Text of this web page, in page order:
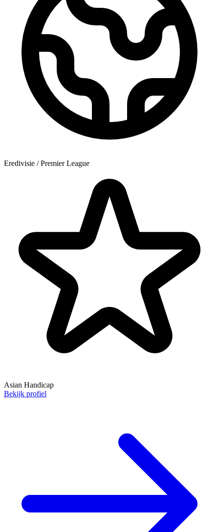
Eredivisie / Premier League
Asian Handicap
Bekijk profiel